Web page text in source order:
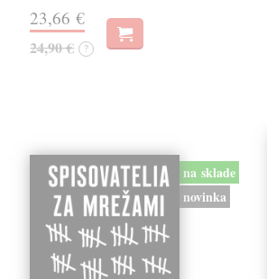
23,66 €
24,90 € ?
na sklade
novinka